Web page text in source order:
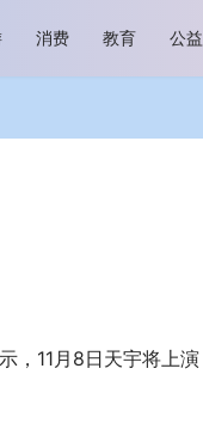
消费 教育 公益
，11月8日天宇将上演